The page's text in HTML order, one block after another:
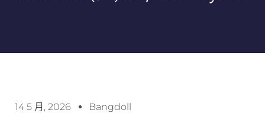
14 5 月, 2026 Bangdoll